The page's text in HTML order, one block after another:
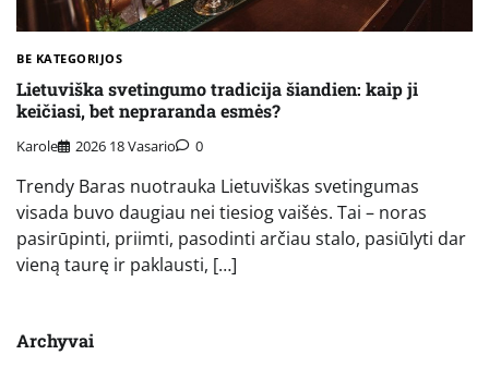
BE KATEGORIJOS
Lietuviška svetingumo tradicija šiandien: kaip ji
keičiasi, bet nepraranda esmės?
Karole 2026 18 Vasario 0
Trendy Baras nuotrauka Lietuviškas svetingumas
visada buvo daugiau nei tiesiog vaišės. Tai – noras
pasirūpinti, priimti, pasodinti arčiau stalo, pasiūlyti dar
vieną taurę ir paklausti, […]
Archyvai